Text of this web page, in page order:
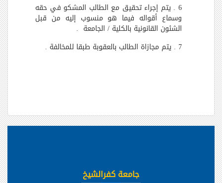
6 . يتم إجراء تحقيق مع الطالب المشكو في حقه
وسماع أقواله فيما هو منسوب إليه من قبل
الشئون القانونية بالكلية / الجامعة .
7 . يتم مجازاة الطالب بالعقوبة طبقا للمخالفة .
جامعة كفرالشيخ